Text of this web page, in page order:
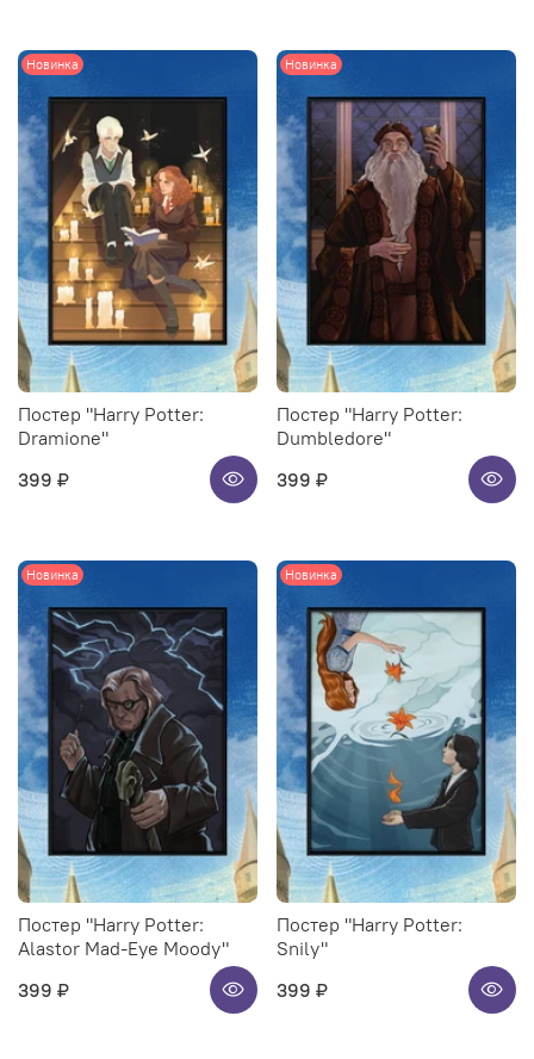
Новинка
Постер "Harry Potter:
Dramione"
399 ₽
Новинка
Постер "Harry Potter:
Dumbledore"
399 ₽
Новинка
Постер "Harry Potter:
Alastor Mad-Eye Moody"
399 ₽
Новинка
Постер "Harry Potter:
Snily"
399 ₽